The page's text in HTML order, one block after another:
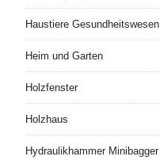
Haustiere Gesundheitswesen
Heim und Garten
Holzfenster
Holzhaus
Hydraulikhammer Minibagger